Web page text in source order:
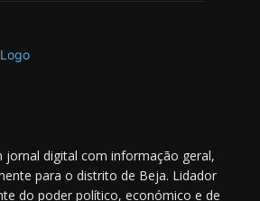
jornal digital com informação geral,
para o distrito de Beja. Lidador
do poder político, económico e de